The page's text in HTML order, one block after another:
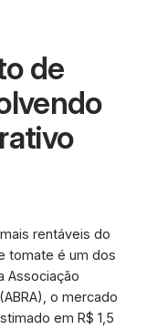
de
rentáveis do
tomate é um dos
Associação
o mercado
em R$ 1,5